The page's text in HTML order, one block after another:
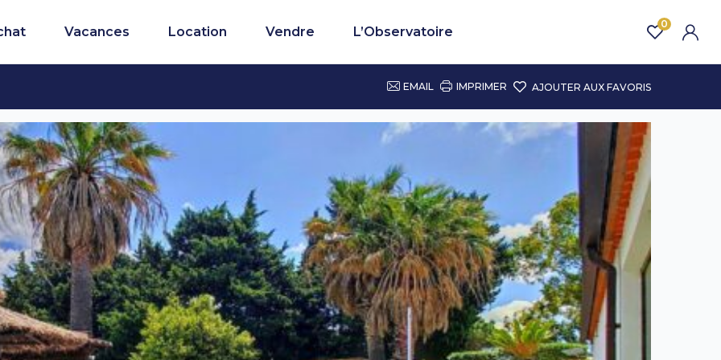
Vacances Location Vendre L’Observatoire
0
EMAIL IMPRIMER AJOUTER AUX FAVORIS